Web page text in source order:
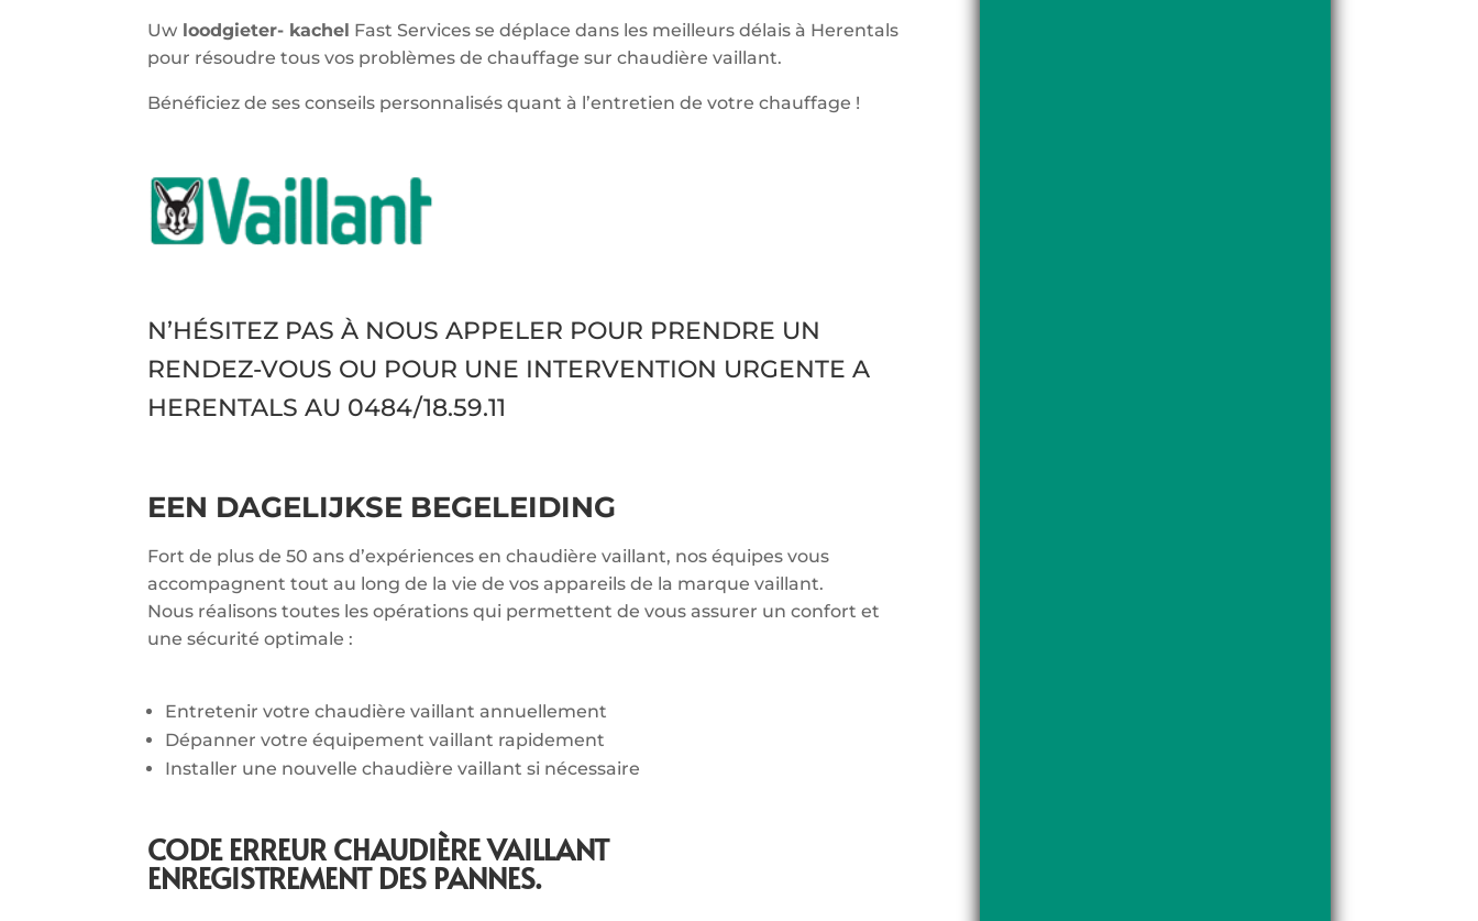
Uw loodgieter- kachel Fast Services se déplace dans les meilleurs délais à Herentals
pour résoudre tous vos problèmes de chauffage sur chaudière vaillant.
Bénéficiez de ses conseils personnalisés quant à l’entretien de votre chauffage !
N’HÉSITEZ PAS À NOUS APPELER POUR PRENDRE UN
RENDEZ-VOUS OU POUR UNE INTERVENTION URGENTE A
HERENTALS AU 0484/18.59.11
EEN DAGELIJKSE BEGELEIDING
Fort de plus de 50 ans d’expériences en chaudière vaillant, nos équipes vous
accompagnent tout au long de la vie de vos appareils de la marque vaillant.
Nous réalisons toutes les opérations qui permettent de vous assurer un confort et
une sécurité optimale :
Entretenir votre chaudière vaillant annuellement
Dépanner votre équipement vaillant rapidement
Installer une nouvelle chaudière vaillant si nécessaire
CODE ERREUR CHAUDIÈRE VAILLANT
ENREGISTREMENT DES PANNES.